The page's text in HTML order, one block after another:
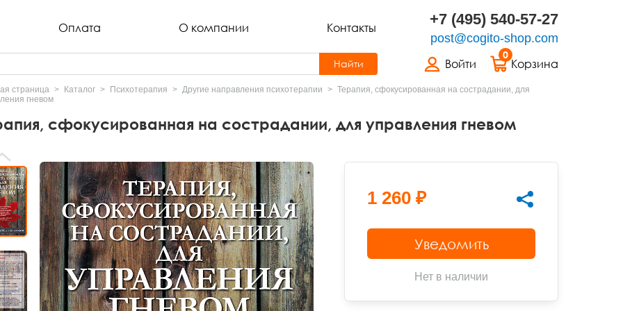
Оплата О компании Контакты +7 (495) 540-57-27
post@cogito-shop.com
Войти
0
Корзина
Найти
страница Каталог Психотерапия Другие направления психотерапии
Терапия, сфокусированная на сострадании, для
гневом
сфокусированная на сострадании, для управления гневом
1 260 ₽
Уведомить
Нет в наличии